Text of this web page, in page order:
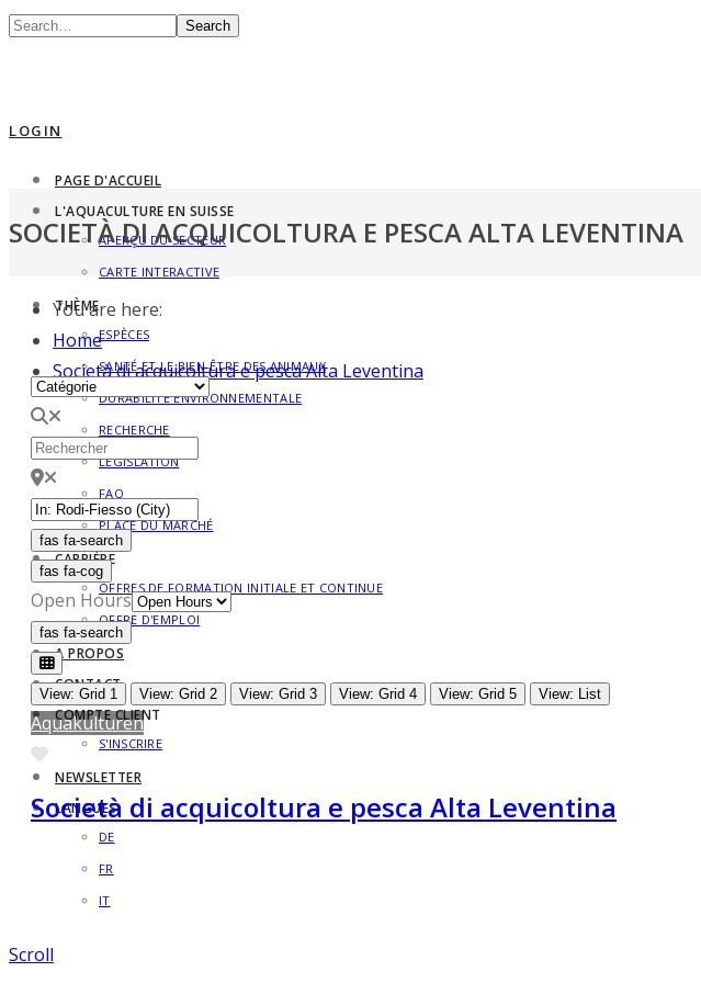
Search
LOGIN
PAGE D'ACCUEIL
L'AQUACULTURE EN SUISSE
APERÇU DU SECTEUR
CARTE INTERACTIVE
THÈME
ESPÈCES
SANTÉ ET LE BIEN-ÊTRE DES ANIMAUX
DURABILITÉ ENVIRONNEMENTALE
RECHERCHE
LÉGISLATION
FAQ
PLACE DU MARCHÉ
CARRIÈRE
OFFRES DE FORMATION INITIALE ET CONTINUE
OFFRE D'EMPLOI
A PROPOS
CONTACT
COMPTE CLIENT
S'INSCRIRE
NEWSLETTER
LANGUES
DE
FR
IT
SOCIETÀ DI ACQUICOLTURA E PESCA ALTA LEVENTINA
You are here:
Home
Società di acquicoltura e pesca Alta Leventina
Catégorie
Rechercher
près d
fas fa-searchfas fa-search
fas fa-cog
Open Hours
fas fa-searchfas fa-search
View: Grid 1 View: Grid 2 View: Grid 3 View: Grid 4 View: Grid 5 View: List
Aquakulturen
Favorite
Società di acquicoltura e pesca Alta Leventina
Scroll